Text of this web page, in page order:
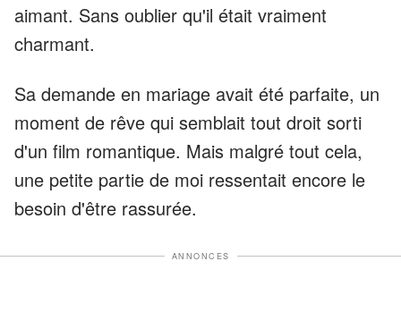
aimant. Sans oublier qu'il était vraiment
charmant.
Sa demande en mariage avait été parfaite, un
moment de rêve qui semblait tout droit sorti
d'un film romantique. Mais malgré tout cela,
une petite partie de moi ressentait encore le
besoin d'être rassurée.
ANNONCES